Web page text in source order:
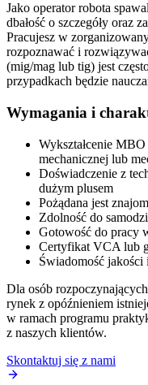
Jako operator robota
dbałość o szczegóły oraz
Pracujesz w
rozpoznawać i
(mig/mag lub tig) jest
przypadkach będzie
Wymagania i
Wykształcenie
mechanicznej lub
Doświadczenie z
dużym plusem
Pożądana jest
Zdolność do
Gotowość do pracy
Certyfikat VCA lub
Świadomość jakości
Dla osób
rynek z opóźnieniem
w ramach programu
z naszych klientów.
Skontaktuj się z nami